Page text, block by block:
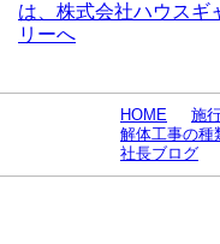
は、株式会社ハウスギ
リーへ
HOME 施
解体工事の種
社長ブログ